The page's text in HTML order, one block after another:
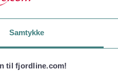
Samtykke
til fjordline.com!